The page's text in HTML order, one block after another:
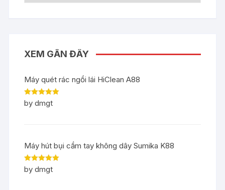
XEM GẦN ĐÂY
Máy quét rác ngồi lái HiClean A88
Rated5out
of 5
by dmgt
Máy hút bụi cầm tay không dây Sumika K88
Rated5out
of 5
by dmgt